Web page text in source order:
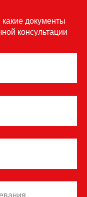
документы
консультации